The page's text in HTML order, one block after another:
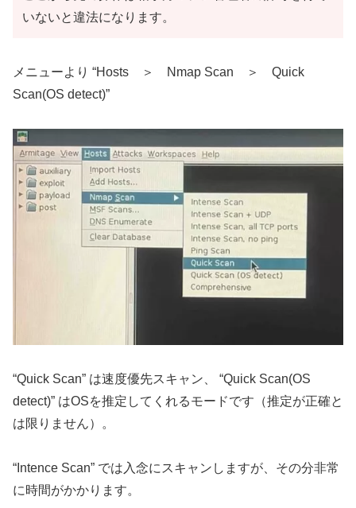
いないと違法になります。
メニューより “Hosts ＞ Nmap Scan ＞ Quick
Scan(OS detect)”
“Quick Scan” は速度優先スキャン、 “Quick Scan(OS
detect)” はOSを推定してくれるモードです（推定が正確と
は限りません）。
“Intence Scan” では入念にスキャンしますが、その分非常
に時間がかかります。